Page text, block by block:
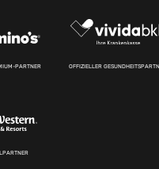
PARTNER OFFIZIELLER